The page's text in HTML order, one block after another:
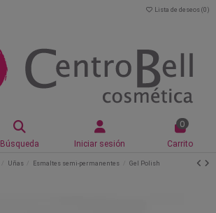
Lista de deseos (0 )
Búsqueda Iniciar sesión
0
Carrito
Uñas Esmaltes semi-permanentes Gel Polish